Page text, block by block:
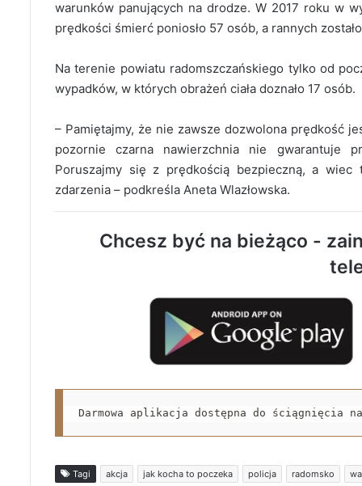
warunków panujących na drodze. W 2017 roku w
prędkości śmierć poniosło 57 osób, a rannych
Na terenie powiatu radomszczańskiego tylko od
wypadków, w których obrażeń ciała doznało 17 osób.
– Pamiętajmy, że nie zawsze dozwolona prędkość
pozornie czarna nawierzchnia nie gwarantuje
Poruszajmy się z prędkością bezpieczną, a wiec
zdarzenia – podkreśla Aneta Wlazłowska.
Chcesz być na bieżąco -
Darmowa aplikacja dostępna do ściągnięcia
Tagi akcja jak kocha to poczeka policja radomsko